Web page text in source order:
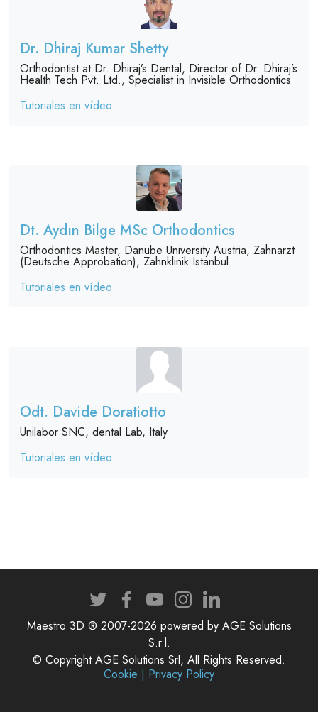
Dr. Dhiraj Kumar Shetty
Orthodontist at Dr. Dhiraj’s Dental, Director of Dr. Dhiraj’s
Health Tech Pvt. Ltd., Specialist in Invisible Orthodontics
Tutoriales en vídeo
Dt. Aydın Bilge MSc Orthodontics
Orthodontics Master, Danube University Austria, Zahnarzt
(Deutsche Approbation), Zahnklinik Istanbul
Tutoriales en vídeo
Odt. Davide Doratiotto
Unilabor SNC, dental Lab, Italy
Tutoriales en vídeo
Maestro 3D ® 2007-2026 powered by AGE Solutions
S.r.l.
© Copyright AGE Solutions Srl, All Rights Reserved.
Cookie | Privacy Policy